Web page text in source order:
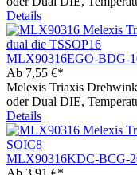
Details
MLX90316EGO-BDG-
Ab 7,55 €*
Melexis Triaxis
oder Dual DIE,
Details
MLX90316KDC-BCG-